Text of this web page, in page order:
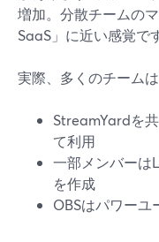
増加。分散チームの
SaaS」に近い感覚で
実際、多くのチーム
StreamYardを
て利用
一部メンバーは
を作成
OBSはパワーユ